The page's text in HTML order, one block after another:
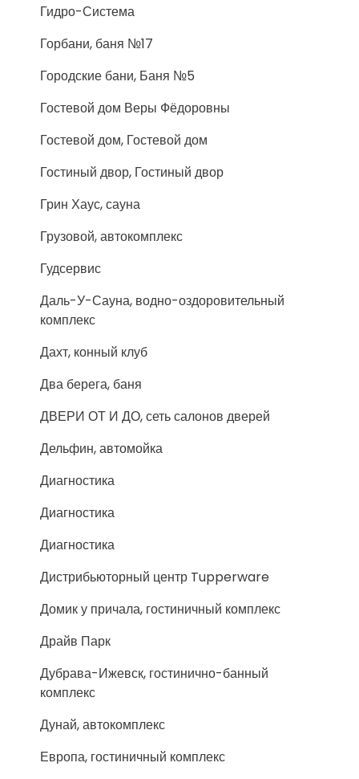
Гидро-Система
Горбани, баня №17
Городские бани, Баня №5
Гостевой дом Веры Фёдоровны
Гостевой дом, Гостевой дом
Гостиный двор, Гостиный двор
Грин Хаус, сауна
Грузовой, автокомплекс
Гудсервис
Даль-У-Сауна, водно-оздоровительный
комплекс
Дахт, конный клуб
Два берега, баня
ДВЕРИ ОТ И ДО, сеть салонов дверей
Дельфин, автомойка
Диагностика
Диагностика
Диагностика
Дистрибьюторный центр Tupperware
Домик у причала, гостиничный комплекс
Драйв Парк
Дубрава-Ижевск, гостинично-банный
комплекс
Дунай, автокомплекс
Европа, гостиничный комплекс